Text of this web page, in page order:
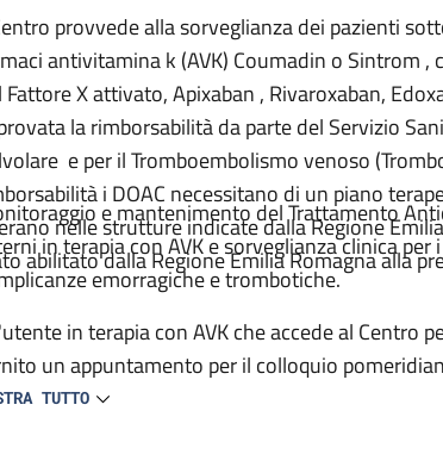
(Centro TAO)
(Centro TAO)
(Centro TAO)
(Centro TAO)
(Centro TAO)
(Centro TAO)
provvede alla sorveglianza dei pazienti
antivitamina k (AVK) Coumadin o Sintrom
Fattore X attivato, Apixaban , Rivaroxaban,
la rimborsabilità da parte del Servizio
e per il Tromboembolismo venoso
i DOAC necessitano di un piano
nelle strutture indicate dalla Regione
abilitato dalla Regione Emilia Romagna alla
e mantenimento del Trattamento
in terapia con AVK e sorveglianza clinica
emorragiche e trombotiche.
in terapia con AVK che accede al Centro
un appuntamento per il colloquio
terapeutica in tutte le sue parti; viene
TUTTO